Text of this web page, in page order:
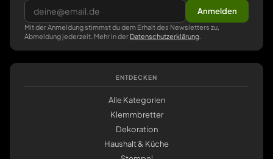
Anmelden
Mit der Anmeldung stimmst du dem Erhalt des Newsletters zu,
Abmeldung jederzeit. Mehr in der Datenschutzerklärung
ENTDECKEN
Alle Kategorien
Klemmbretter
Dekoration
Haushalt & Küche